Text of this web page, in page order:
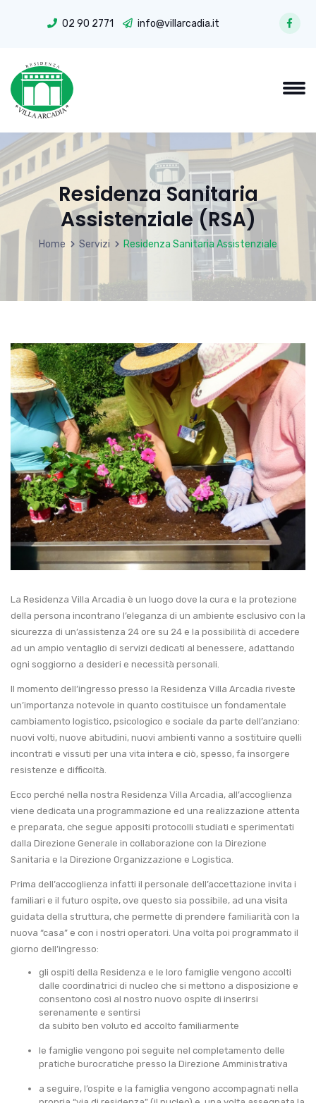
02 90 2771 info@villarcadia.it
Residenza Sanitaria
Assistenziale (RSA)
Home Servizi Residenza Sanitaria Assistenziale
La Residenza Villa Arcadia è un luogo dove la cura e la protezione
della persona incontrano l’eleganza di un ambiente esclusivo con la
sicurezza di un’assistenza 24 ore su 24 e la possibilità di accedere
ad un ampio ventaglio di servizi dedicati al benessere, adattando
ogni soggiorno a desideri e necessità personali.
Il momento dell’ingresso presso la Residenza Villa Arcadia riveste
un’importanza notevole in quanto costituisce un fondamentale
cambiamento logistico, psicologico e sociale da parte dell’anziano:
nuovi volti, nuove abitudini, nuovi ambienti vanno a sostituire quelli
incontrati e vissuti per una vita intera e ciò, spesso, fa insorgere
resistenze e difficoltà.
Ecco perché nella nostra Residenza Villa Arcadia, all’accoglienza
viene dedicata una programmazione ed una realizzazione attenta
e preparata, che segue appositi protocolli studiati e sperimentati
dalla Direzione Generale in collaborazione con la Direzione
Sanitaria e la Direzione Organizzazione e Logistica.
Prima dell’accoglienza infatti il personale dell’accettazione invita i
familiari e il futuro ospite, ove questo sia possibile, ad una visita
guidata della struttura, che permette di prendere familiarità con la
nuova “casa” e con i nostri operatori. Una volta poi programmato il
giorno dell’ingresso:
gli ospiti della Residenza e le loro famiglie vengono accolti
dalle coordinatrici di nucleo che si mettono a disposizione e
consentono così al nostro nuovo ospite di inserirsi
serenamente e sentirsi
da subito ben voluto ed accolto familiarmente
le famiglie vengono poi seguite nel completamento delle
pratiche burocratiche presso la Direzione Amministrativa
a seguire, l’ospite e la famiglia vengono accompagnati nella